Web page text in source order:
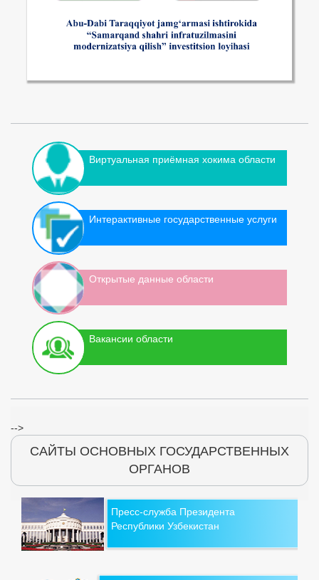
Виртуальная приёмная хокима области
Интерактивные государственные услуги
Открытые данные области
Вакансии области
-->
САЙТЫ ОСНОВНЫХ ГОСУДАРСТВЕННЫХ
ОРГАНОВ
Пресс-служба Президента
Республики Узбекистан